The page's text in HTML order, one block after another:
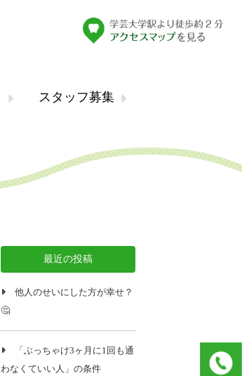
スタッフ募集
最近の投稿
他人のせいにした方が幸せ？
🤔
「ぶっちゃけ3ヶ月に1回も通
わなくていい人」の条件